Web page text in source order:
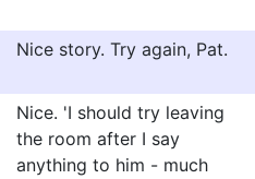
Nice story. Try again, Pat.
Nice. 'I should try leaving
the room after I say
anything to him - much